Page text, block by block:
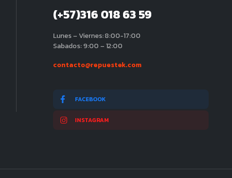
(+57)316 018 63 59
Lunes – Viernes: 8:00-17:00
Sabados: 9:00 – 12:00
contacto@repuestek.com
FACEBOOK
INSTAGRAM